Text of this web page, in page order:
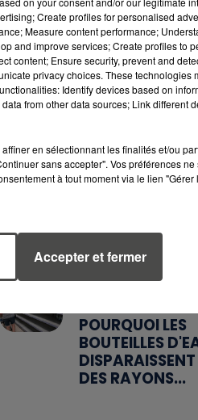
POURQUOI LES
BOUTEILLES
DISPARAISSENT
DES RAYONS...
Create profiles for personalised
Measure content performance;
and improve services; Create profiles to
content; Ensure security, prevent and
privacy choices. These technologies
Identify devices based on
from other data sources; Link different
en sélectionnant les finalités et/ou
sans accepter". Vos préférences
à tout moment via le lien
Accepter et fermer